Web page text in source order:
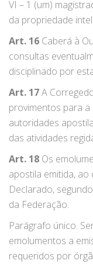
VI – 1 (um)
da propriedade
Art. 16 Caberá à
consultas
disciplinado por
Art. 17A
provimentos para
autoridades
das atividades
Art. 18 Os
apostila emitida,
Declarado,
da Federação.
Parágrafo único.
emolumentos a
requeridos por